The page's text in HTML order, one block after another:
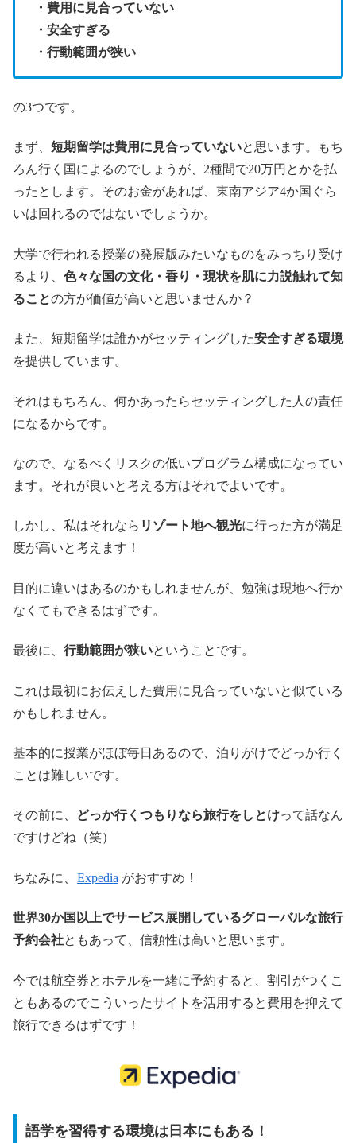
・費用に見合っていない
・安全すぎる
・行動範囲が狭い
の3つです。
まず、 短期留学は費用に見合っていないと思います。もち
ろん行く国によるのでしょうが、2種間で20万円とかを払
ったとします。そのお金があれば、東南アジア4か国ぐら
いは回れるのではないでしょうか。
大学で行われる授業の発展版みたいなものをみっちり受け
るより、 色々な国の文化・香り・現状を肌に力説触れて知
ることの方が価値が高いと思いませんか？
また、短期留学は誰かがセッティングした安全すぎる環境
を提供しています。
それはもちろん、何かあったらセッティングした人の責任
になるからです。
なので、なるべくリスクの低いプログラム構成になってい
ます。それが良いと考える方はそれでよいです。
しかし、私はそれなら リゾート地へ観光に行った方が満足
度が高いと考えます！
目的に違いはあるのかもしれませんが、勉強は現地へ行か
なくてもできるはずです。
最後に、 行動範囲が狭いということです。
これは最初にお伝えした費用に見合っていないと似ている
かもしれません。
基本的に授業がほぼ毎日あるので、泊りがけでどっか行く
ことは難しいです。
その前に、 どっか行くつもりなら旅行をしとけって話なん
ですけどね（笑）
ちなみに、 Expedia がおすすめ！
世界30か国以上でサービス展開しているグローバルな旅行
予約会社ともあって、信頼性は高いと思います。
今では航空券とホテルを一緒に予約すると、割引がつくこ
ともあるのでこういったサイトを活用すると費用を抑えて
旅行できるはずです！
語学を習得する環境は日本にもある！